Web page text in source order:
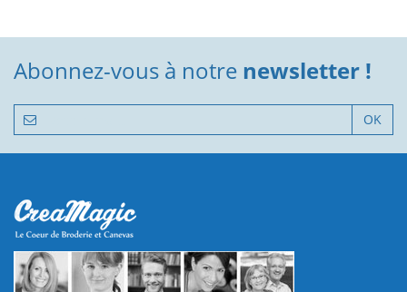
Abonnez-vous à notre newsletter !
OK